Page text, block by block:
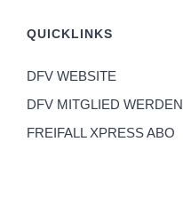
QUICKLINKS
DFV WEBSITE
DFV MITGLIED WERDEN
FREIFALL XPRESS ABO